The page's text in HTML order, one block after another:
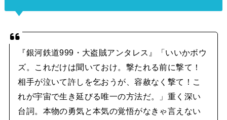
『銀河鉄道999・大盗賊アンタレス』「いいかボウ
ズ。これだけは聞いておけ。撃たれる前に撃て！
相手が泣いて許しを乞おうが、容赦なく撃て！こ
れが宇宙で生き延びる唯一の方法だ。」重く深い
台詞。本物の勇気と本気の覚悟がなきゃ言えない